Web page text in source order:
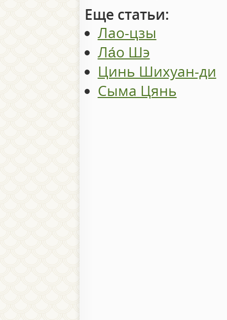
Еще статьи:
Лао-цзы
Ла́о Шэ
Цинь Шихуан-ди
Сыма Цянь